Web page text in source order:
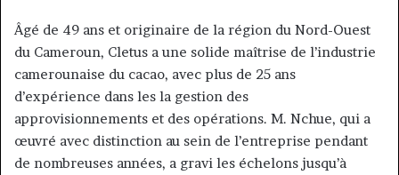
Âgé de 49 ans et originaire de la région du Nord-Ouest
du Cameroun, Cletus a une solide maîtrise de l’industrie
camerounaise du cacao, avec plus de 25 ans
d’expérience dans les la gestion des
approvisionnements et des opérations. M. Nchue, qui a
œuvré avec distinction au sein de l’entreprise pendant
de nombreuses années, a gravi les échelons jusqu’à